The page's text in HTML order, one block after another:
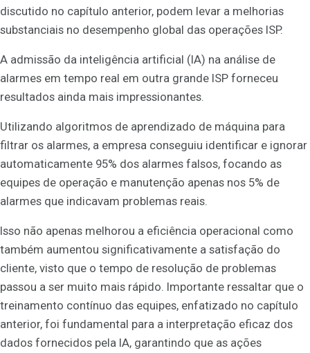
discutido no capítulo anterior, podem levar a melhorias
substanciais no desempenho global das operações ISP.
A admissão da inteligência artificial (IA) na análise de
alarmes em tempo real em outra grande ISP forneceu
resultados ainda mais impressionantes.
Utilizando algoritmos de aprendizado de máquina para
filtrar os alarmes, a empresa conseguiu identificar e ignorar
automaticamente 95% dos alarmes falsos, focando as
equipes de operação e manutenção apenas nos 5% de
alarmes que indicavam problemas reais.
Isso não apenas melhorou a eficiência operacional como
também aumentou significativamente a satisfação do
cliente, visto que o tempo de resolução de problemas
passou a ser muito mais rápido. Importante ressaltar que o
treinamento contínuo das equipes, enfatizado no capítulo
anterior, foi fundamental para a interpretação eficaz dos
dados fornecidos pela IA, garantindo que as ações